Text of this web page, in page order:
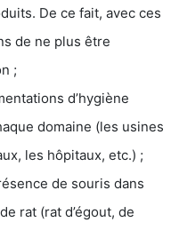
De ce fait, avec ces
de ne plus être
;
d’hygiène
domaine (les usines
les hôpitaux, etc.) ;
de souris dans
rat (rat d’égout, de